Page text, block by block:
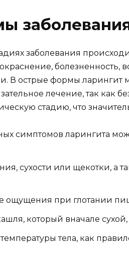
заболевания
В острые формы ларингит
лечение, так как
стадию, что
симптомов ларингита
сухости или щекотки, а
ощущения при глотании
который вначале
тела, как